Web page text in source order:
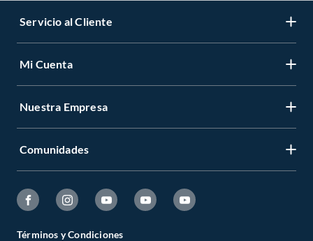
Servicio al Cliente
Mi Cuenta
Nuestra Empresa
Comunidades
Términos y Condiciones